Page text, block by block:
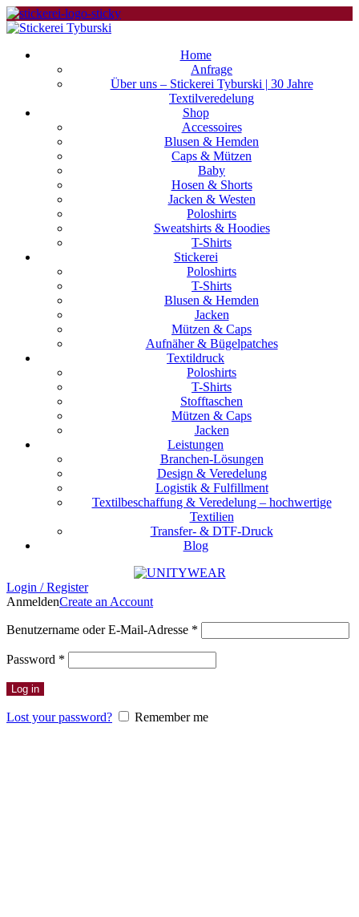
Home
Anfrage
Über uns – Stickerei Tyburski | 30 Jahre
Textilveredelung
Shop
Accessoires
Blusen & Hemden
Caps & Mützen
Baby
Hosen & Shorts
Jacken & Westen
Poloshirts
Sweatshirts & Hoodies
T-Shirts
Stickerei
Poloshirts
T-Shirts
Blusen & Hemden
Jacken
Mützen & Caps
Aufnäher & Bügelpatches
Textildruck
Poloshirts
T-Shirts
Stofftaschen
Mützen & Caps
Jacken
Leistungen
Branchen-Lösungen
Design & Veredelung
Logistik & Fulfillment
Textilbeschaffung & Veredelung – hochwertige
Textilien
Transfer- & DTF-Druck
Blog
Login / Register
AnmeldenCreate an Account
Benutzername oder E-Mail-Adresse *
Password *
Log in
Lost your password? Remember me